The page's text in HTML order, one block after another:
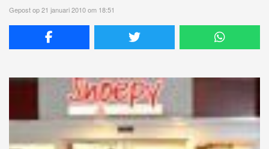
Gepost op 21 januari 2010 om 18:51